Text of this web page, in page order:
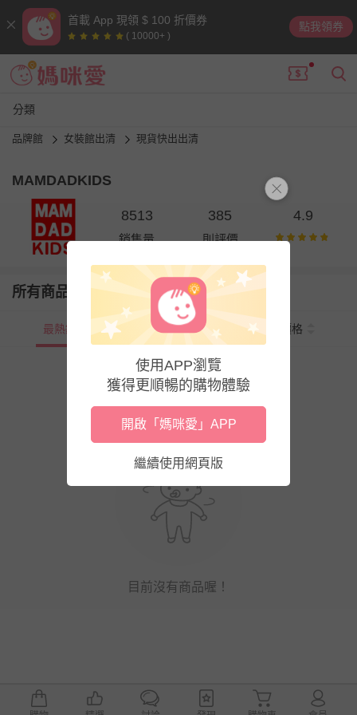
首載 App 現領 $ 100 折價券
( 10000+ )
點我領券
分類
品牌館 女裝館出清 現貨快出出清
MAMDADKIDS
8513
銷售量
385
則評價
4.9
所有商品
最熱銷 新上市 價格
目前沒有商品喔！
使用APP瀏覽
獲得更順暢的購物體驗
開啟「媽咪愛」APP
繼續使用網頁版